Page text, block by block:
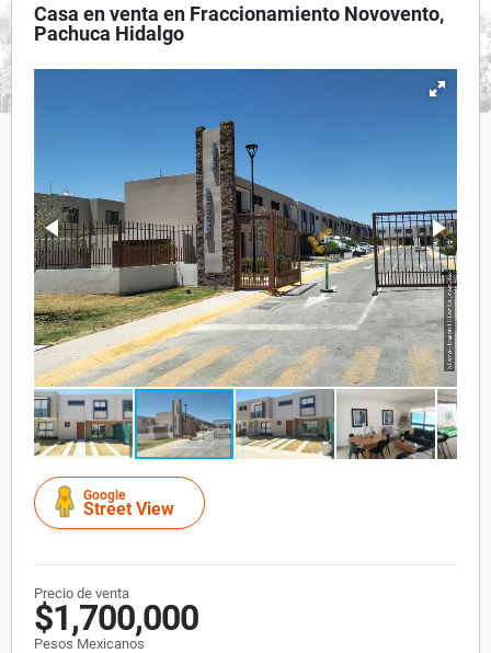
Casa en venta en Fraccionamiento Novovento,
Pachuca Hidalgo
Google
Street View
Precio de venta
$1,700,000
Pesos Mexicanos